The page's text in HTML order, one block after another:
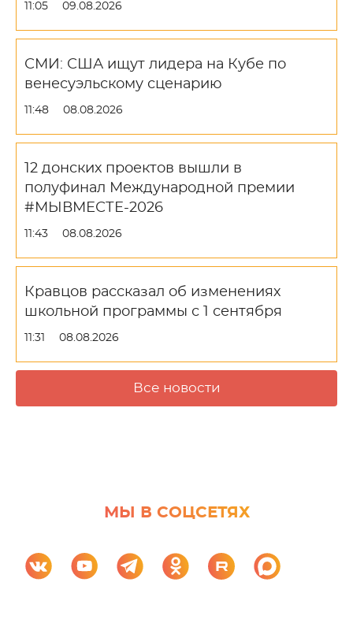
11:05 09.08.2026
СМИ: США ищут лидера на Кубе по
венесуэльскому сценарию
11:48 08.08.2026
12 донских проектов вышли в
полуфинал Международной премии
#МЫВМЕСТЕ-2026
11:43 08.08.2026
Кравцов рассказал об изменениях
школьной программы с 1 сентября
11:31 08.08.2026
Все новости
МЫ В СОЦСЕТЯХ